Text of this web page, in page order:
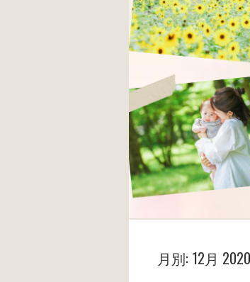
月別: 12月 2020